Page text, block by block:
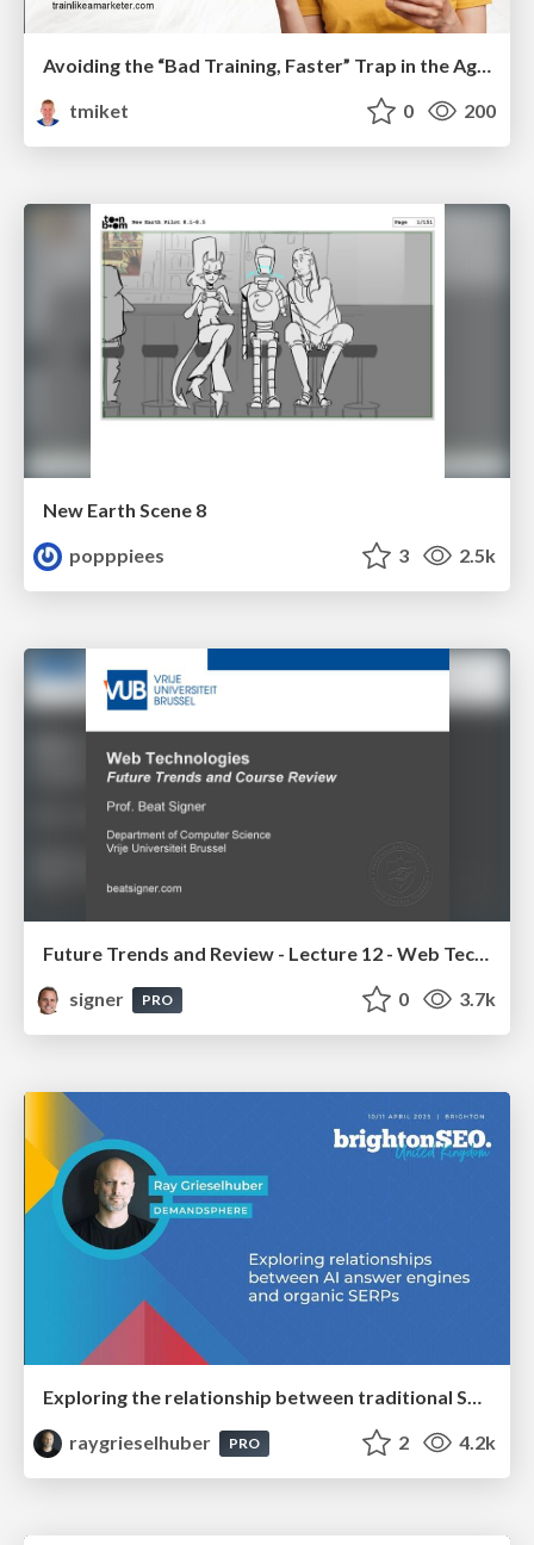
Avoiding the “Bad Training, Faster” Trap in the Age of AI
tmiket
0 200
New Earth Scene 8
popppiees
3 2.5k
Future Trends and Review - Lecture 12 - Web Technologies (1019888BNR)
signer
PRO 0 3.7k
Exploring the relationship between traditional SERPs and Gen AI search
raygrieselhuber
PRO 2 4.2k